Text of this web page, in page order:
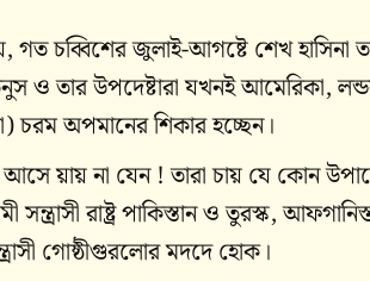
গত চব্বিশের জুলাই-আগষ্টে শেখ
ও তার উপদেষ্টারা যখনই আমেরিকা,
চরম অপমানের শিকার হচ্ছেন।
য়ায় না যেন ! তারা চায় যে কোন
রাষ্ট্র পাকিস্তান ও তুরস্ক,
গোষ্ঠীগুরলোর মদদে হোক।